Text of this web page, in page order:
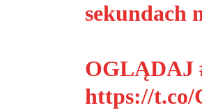
sekundach
OGLĄDAJ
https://t.co/